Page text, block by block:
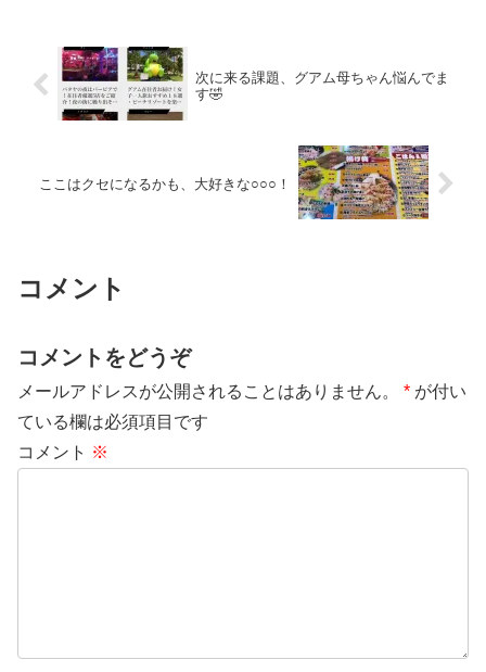
次に来る課題、グアム母ちゃん悩んでま
す🤣
ここはクセになるかも、大好きな○○○！
コメント
コメントをどうぞ
メールアドレスが公開されることはありません。 * が付い
ている欄は必須項目です
コメント ※